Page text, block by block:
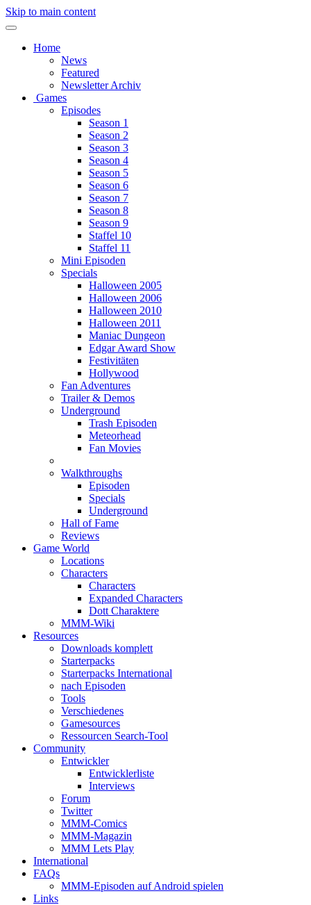
Skip to main content
Home
News
Featured
Newsletter Archiv
Games
Episodes
Season 1
Season 2
Season 3
Season 4
Season 5
Season 6
Season 7
Season 8
Season 9
Staffel 10
Staffel 11
Mini Episoden
Specials
Halloween 2005
Halloween 2006
Halloween 2010
Halloween 2011
Maniac Dungeon
Edgar Award Show
Festivitäten
Hollywood
Fan Adventures
Trailer & Demos
Underground
Trash Episoden
Meteorhead
Fan Movies
Walkthroughs
Episoden
Specials
Underground
Hall of Fame
Reviews
Game World
Locations
Characters
Characters
Expanded Characters
Dott Charaktere
MMM-Wiki
Resources
Downloads komplett
Starterpacks
Starterpacks International
nach Episoden
Tools
Verschiedenes
Gamesources
Ressourcen Search-Tool
Community
Entwickler
Entwicklerliste
Interviews
Forum
Twitter
MMM-Comics
MMM-Magazin
MMM Lets Play
International
FAQs
MMM-Episoden auf Android spielen
Links